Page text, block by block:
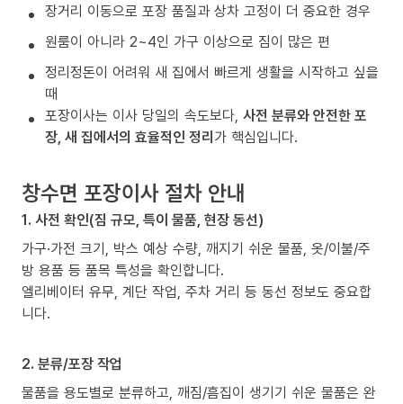
장거리 이동으로 포장 품질과 상차 고정이 더 중요한 경우
원룸이 아니라 2~4인 가구 이상으로 짐이 많은 편
정리정돈이 어려워 새 집에서 빠르게 생활을 시작하고 싶을
때
포장이사는 이사 당일의 속도보다, 사전 분류와 안전한 포
장, 새 집에서의 효율적인 정리가 핵심입니다.
창수면 포장이사 절차 안내
1. 사전 확인(짐 규모, 특이 물품, 현장 동선)
가구·가전 크기, 박스 예상 수량, 깨지기 쉬운 물품, 옷/이불/주
방 용품 등 품목 특성을 확인합니다.
엘리베이터 유무, 계단 작업, 주차 거리 등 동선 정보도 중요합
니다.
2. 분류/포장 작업
물품을 용도별로 분류하고, 깨짐/흠집이 생기기 쉬운 물품은 완